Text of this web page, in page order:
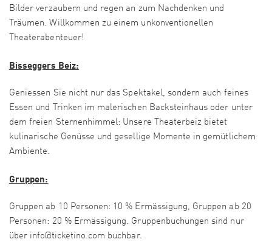
Bilder verzaubern und regen an zum Nachdenken und
Träumen. Willkommen zu einem unkonventionellen
Theaterabenteuer!
Bisseggers Beiz:
Geniessen Sie nicht nur das Spektakel, sondern auch feines
Essen und Trinken im malerischen Backsteinhaus oder unter
dem freien Sternenhimmel: Unsere Theaterbeiz bietet
kulinarische Genüsse und gesellige Momente in gemütlichem
Ambiente.
Gruppen:
Gruppen ab 10 Personen: 10 % Ermässigung, Gruppen ab 20
Personen: 20 % Ermässigung. Gruppenbuchungen sind nur
über info@ticketino.com buchbar.